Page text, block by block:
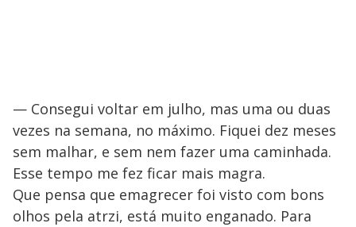
— Consegui voltar em julho, mas uma ou duas
vezes na semana, no máximo. Fiquei dez meses
sem malhar, e sem nem fazer uma caminhada.
Esse tempo me fez ficar mais magra.
Que pensa que emagrecer foi visto com bons
olhos pela atrzi, está muito enganado. Para